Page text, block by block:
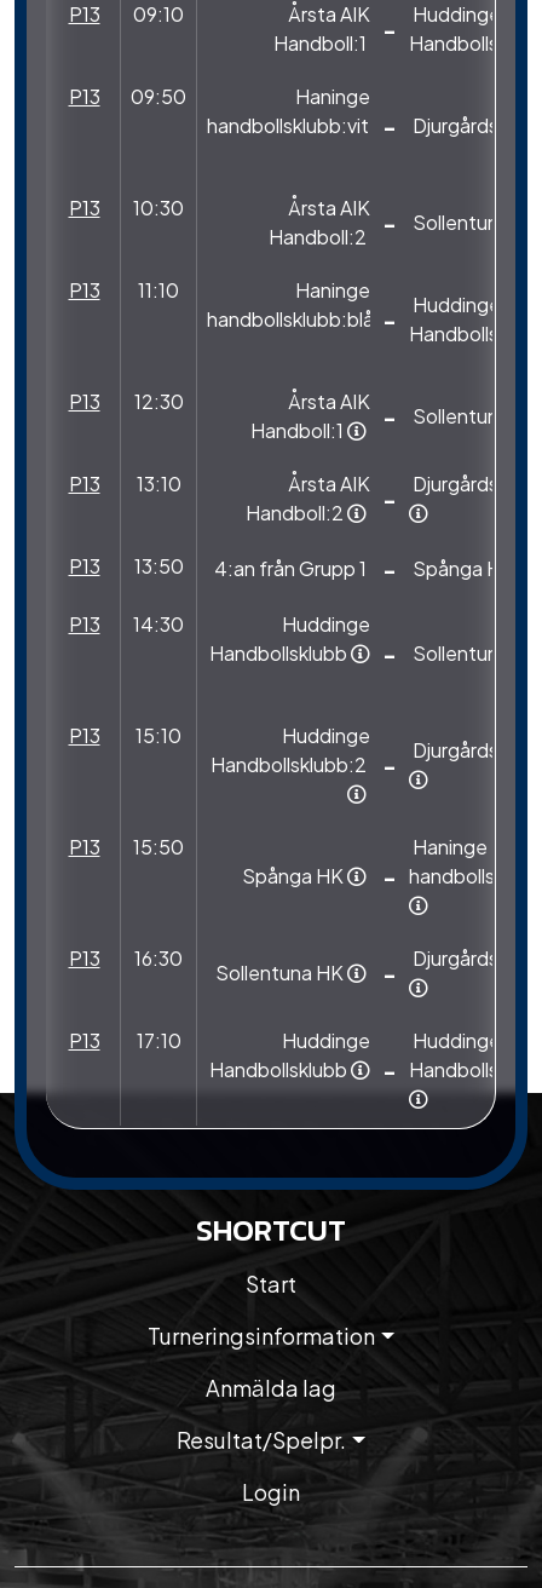
P13 09:10
Årsta AIK
Handboll:1
-
Huddinge
P13 09:50
Haninge
handbollsklubb:vit
- Djurgårdshof
P13 10:30
Årsta AIK
Handboll:2
- Sollentuna HK
P13 11:10
Haninge
handbollsklubb:blå -
Huddinge
P13 12:30
Årsta AIK
Handboll:1
- Sollentuna
P13 13:10
Årsta AIK
Handboll:2
-
Djurgårdshof
P13 13:50 4:an från Grupp 1 - Spånga HK
P13 14:30
Huddinge
Handbollsklubb
- Sollentuna
P13 15:10
Huddinge
Handbollsklubb:2
-
Djurgårdshof
P13
15:50
Spånga HK
-
Haninge
P13 16:30
Sollentuna HK -
Djurgårdshof
P13 17:10
Huddinge
Handbollsklubb
-
Huddinge
SHORTCUT
Start
Turneringsinformation
Anmälda lag
Resultat/Spelpr.
Login